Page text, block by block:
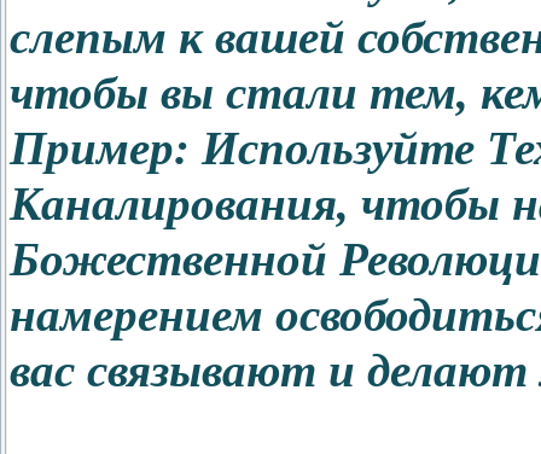
слепым к вашей
чтобы вы стали тем,
Пример: Используйте
Каналирования, чтобы
Божественной
намерением
вас связывают и